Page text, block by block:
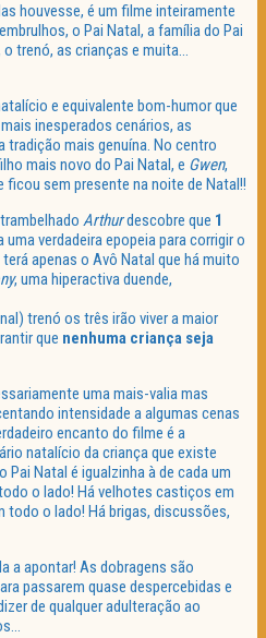
houvesse, é um filme inteiramente
o Pai Natal, a família do Pai
trenó, as crianças e muita…
e equivalente bom-humor que
inesperados cenários, as
tradição mais genuína. No centro
mais novo do Pai Natal, e Gwen,
ficou sem presente na noite de Natal!!
Arthurdescobre que 1
verdadeira epopeia para corrigir o
apenas o Avô Natal que há muito
, uma hiperactiva duende,
trenó os três irão viver a maior
que nenhuma criança seja
uma mais-valia mas
intensidade a algumas cenas
encanto do filme é a
natalício da criança que existe
Natal é igualzinha à de cada um
o lado! Há velhotes castiços em
o lado! Há brigas, discussões,
a apontar! As dobragens são
passarem quase despercebidas e
de qualquer adulteração ao